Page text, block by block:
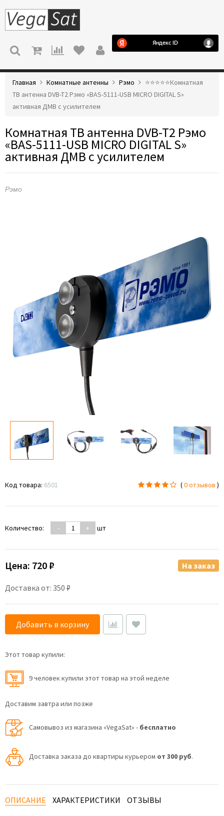
МЕНЮ
Главная Комнатные антенны Рэмо
⭐️⭐️⭐️⭐️⭐️Комнатная
ТВ антенна DVB-T2 Рэмо «BAS-5111-USB MICRO DIGITAL S»
активная ДМВ с усилителем
Комнатная ТВ антенна DVB-T2 Рэмо
«BAS-5111-USB MICRO DIGITAL S»
активная ДМВ с усилителем
Рэмо
Код товара: 6501 (0 отзывов )
Количество: - + шт
Цена: 720 ₽
Доставка от: 350 ₽
На заказ
Добавить в корзину
Этот товар купили:
9 человек купили этот товар на этой неделе
Доставим завтра или позже
Самовывоз из магазина «VegaSat» - бесплатно
Доставка заказа до квартиры курьером от 300 руб.
ОПИСАНИЕ ХАРАКТЕРИСТИКИ ОТЗЫВЫ